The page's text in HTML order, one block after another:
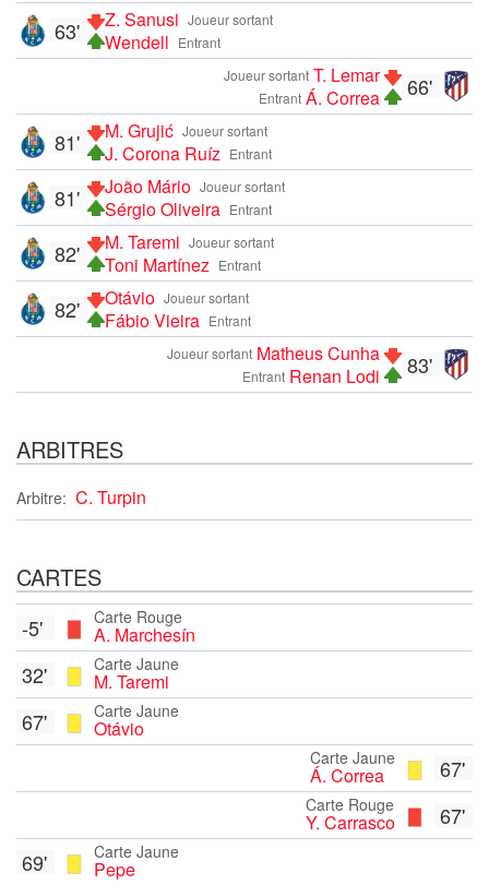
Joueur sortant
Z. Sanusi
Entrant
Wendell
63'
66'
Joueur sortant T. Lemar
Entrant Á. Correa
Joueur sortant
M. Grujić
Entrant
J. Corona Ruíz
81'
Joueur sortant
João Mário
Entrant
Sérgio Oliveira
81'
Joueur sortant
M. Taremi
Entrant
Toni Martínez
82'
Joueur sortant
Otávio
Entrant
Fábio Vieira
82'
83'
Joueur sortant Matheus Cunha
Entrant Renan Lodi
ARBITRES
Arbitre: C. Turpin
CARTES
Carte Rouge
A. Marchesín
-5'
Carte Jaune
M. Taremi
32'
Carte Jaune
Otávio
67'
67'
Carte Jaune
Á. Correa
67'
Carte Rouge
Y. Carrasco
Carte Jaune
Pepe
69'